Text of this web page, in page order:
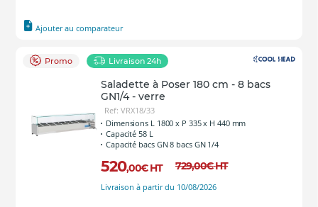
Ajouter au comparateur
Promo Livraison 24h
Saladette à Poser 180 cm - 8 bacs
GN1/4 - verre
Ref: VRX18/33
Dimensions L 1800 x P 335 x H 440 mm
Capacité 58 L
Capacité bacs GN 8 bacs GN 1/4
520,00€ HT 729,00€HT
Livraison à partir du 10/08/2026